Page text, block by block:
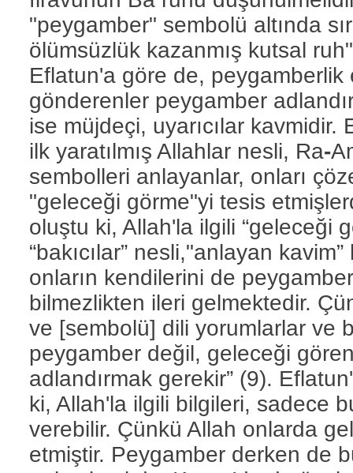
"peygamber" sembolü altında
ölümsüzlük kazanmış kutsal ruh"
Eflatun'a göre de,
gönderenler peygamber
ise müjdeçi, uyarıcılar kavmidir.
ilk yaratılmış Allahlar nesli, Ra-
sembolleri anlayanlar, onları
"geleceği görme"yi tesis
oluştu ki, Allah'la ilgili “geleceği
“bakıcılar” nesli,"anlayan
onların kendilerini de
bilmezlikten ileri gelmektedir.
ve [sembolü] dili yorumlarlar ve
peygamber değil, geleceği
adlandırmak gerekir” (9).
ki, Allah'la ilgili bilgileri, sadece
verebilir. Çünkü Allah onlarda
etmiştir. Peygamber derken de